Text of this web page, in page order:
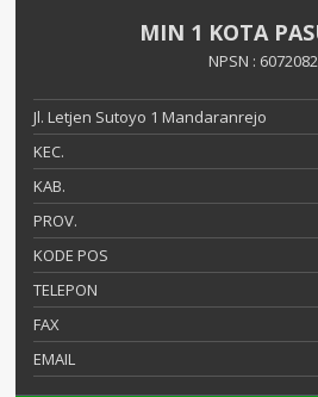
MIN 1 KOTA
NPSN :
Jl. Letjen Sutoyo 1 Mandaranrejo
KEC.
KAB.
PROV.
KODE POS
TELEPON
FAX
EMAIL